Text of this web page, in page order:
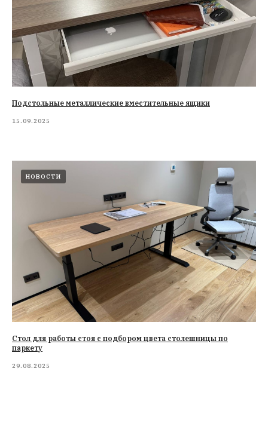
Подстольные металлические вместительные ящики
15.09.2025
НОВОСТИ
Стол для работы стоя с подбором цвета столешницы по
паркету
29.08.2025